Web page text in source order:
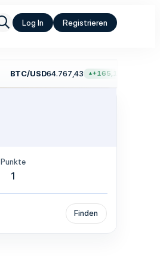
Log In Registrieren
BTC/USD64.767,43 +165,11 (+0,26 %)
Punkte
1
Finden